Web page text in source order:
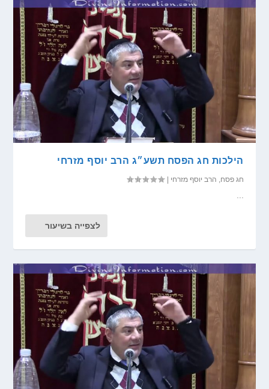
הילכות חג הפסח תשע״ג הרב יוסף מזרחי
חג פסח, הרב יוסף מזרחי |
לצפייה בשיעור